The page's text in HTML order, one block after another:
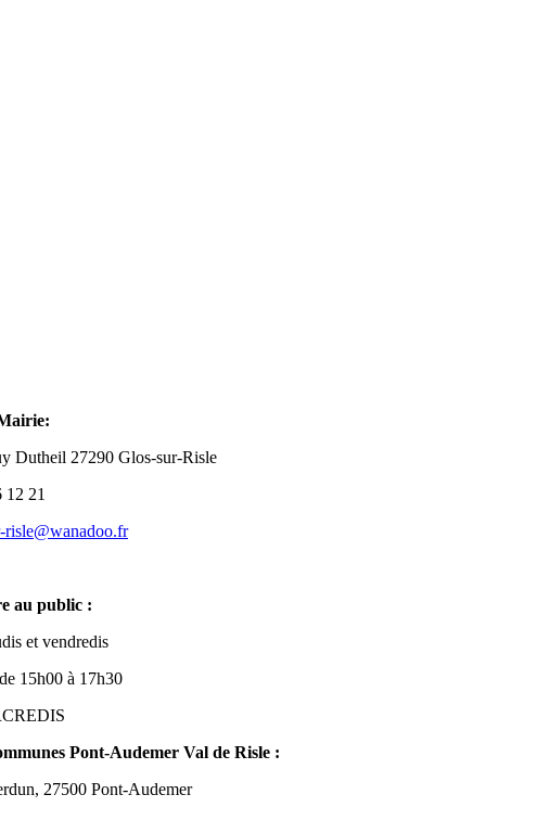
Dutheil 27290 Glos-sur-Risle
12 21
risle@wanadoo.fr
au public :
et vendredis
15h00 à 17h30
Pont-Audemer Val de Risle :
27500 Pont-Audemer